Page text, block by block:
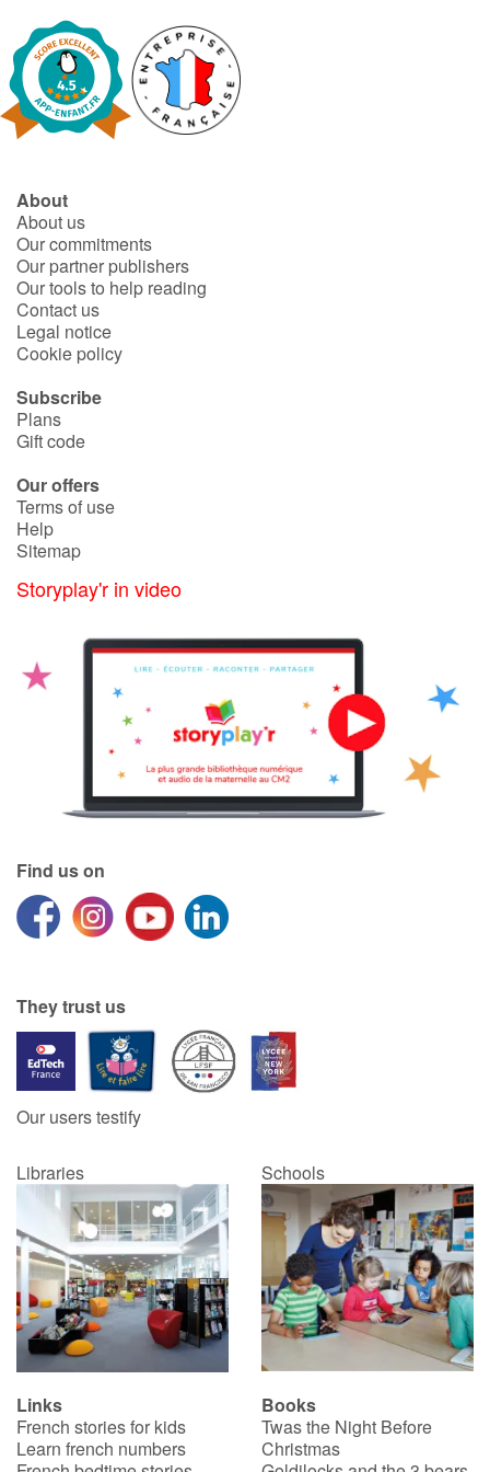
About
About us
Our commitments
Our partner publishers
Our tools to help reading
Contact us
Legal notice
Cookie policy
Subscribe
Plans
Gift code
Our offers
Terms of use
Help
Sitemap
Storyplay'r in video
Find us on
They trust us
Our users testify
Libraries Schools
Links
French stories for kids
Learn french numbers
Books
Twas the Night Before
Christmas